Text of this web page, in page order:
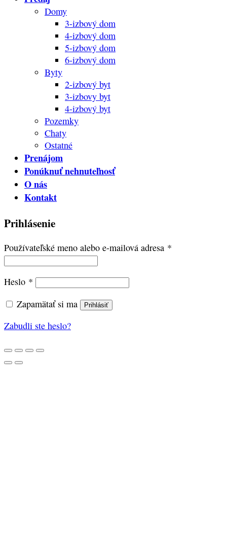
Domy
3-izbový dom
4-izbový dom
5-izbový dom
6-izbový dom
Byty
2-izbový byt
3-izbovy byt
4-izbový byt
Pozemky
Chaty
Ostatné
Prenájom
Ponúknuť nehnuteľnosť
O nás
Kontakt
Prihlásenie
Používateľské meno alebo e-mailová adresa *
Heslo * Povinné
Zapamätať si ma
Prihlásiť
Zabudli ste heslo?